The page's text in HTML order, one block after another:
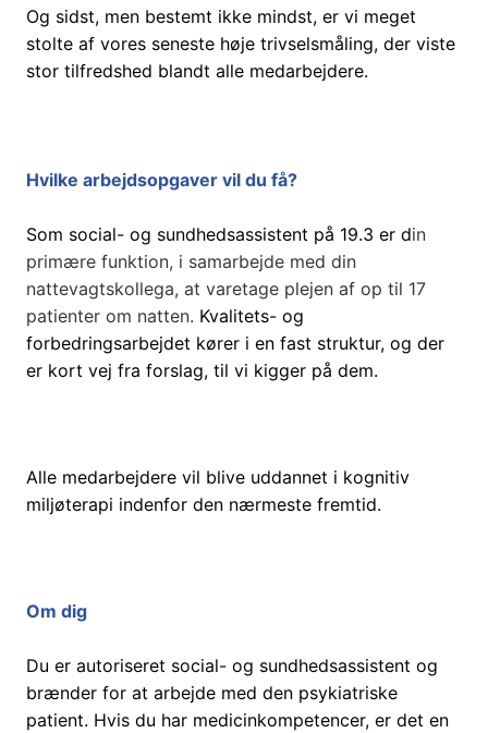
Og sidst, men bestemt ikke mindst, er vi meget
stolte af vores seneste høje trivselsmåling, der viste
stor tilfredshed blandt alle medarbejdere.
Hvilke arbejdsopgaver vil du få?
Som social- og sundhedsassistent på 19.3 er din
primære funktion, i samarbejde med din
nattevagtskollega, at varetage plejen af op til 17
patienter om natten. Kvalitets- og
forbedringsarbejdet kører i en fast struktur, og der
er kort vej fra forslag, til vi kigger på dem.
Alle medarbejdere vil blive uddannet i kognitiv
miljøterapi indenfor den nærmeste fremtid.
Om dig
Du er autoriseret social- og sundhedsassistent og
brænder for at arbejde med den psykiatriske
patient. Hvis du har medicinkompetencer, er det en